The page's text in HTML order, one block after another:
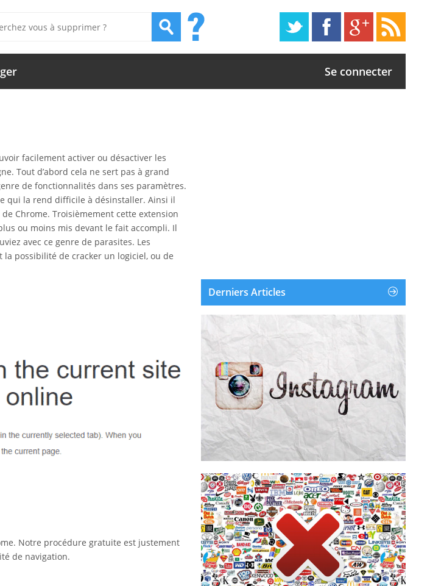
Se connecter
facilement activer ou désactiver les
Tout d’abord cela ne sert pas à grand
de fonctionnalités dans ses paramètres.
qui la rend difficile à désinstaller. Ainsi il
Chrome. Troisièmement cette extension
ou moins mis devant le fait accompli. Il
avec ce genre de parasites. Les
possibilité de cracker un logiciel, ou de
Notre procédure gratuite est justement
de navigation.
Derniers Articles
Instagram est une application et un service en
ligne de partage de photos et de vidéos
disponible sur iOS, Android et Windows
Phone. Instagram a été créé et lancé en
octobre 2010. Le 9 avril 2012, Facebook a
racheté Instagram pour environ un milliard...
Supprimer un compte Instagram
télévision, il suffit de zapper. Sur internet,
beaucoup installent une sorte de zapette
automatique, intégrée au navigateur web, qui
supprime les pubs de leur écr...
Supprimer la publicité